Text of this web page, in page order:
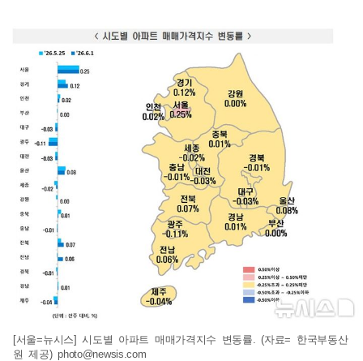
[서울=뉴시스] 시도별 아파트 매매가격지수 변동률. (자료= 한국부동산
원 제공)photo@newsis.com